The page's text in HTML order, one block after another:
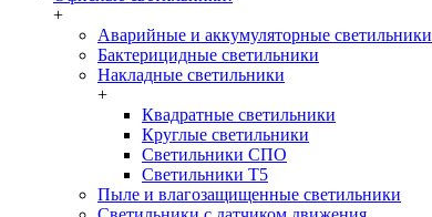
+
Аварийные и аккумуляторные светильники
Бактерицидные светильники
Накладные светильники
+
Квадратные светильники
Круглые светильники
Светильники СПО
Светильники Т5
Пыле и влагозащищенные светильники